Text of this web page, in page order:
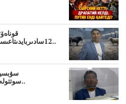
12سادىربايدىتاعىسى كەلە12نجىلعاۇقا مەس..
سوتتولەنگەناپتار ايىبە؟ۋ تسوتتاعىا..